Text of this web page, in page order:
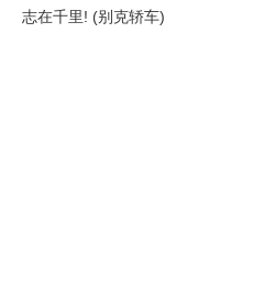
志在千里! (别克轿车)